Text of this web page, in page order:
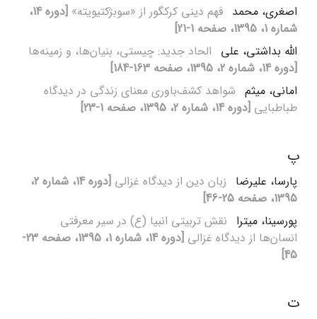
اصغری، محمد فهم دینی کرکگور از «سوبژکتیویته»
[دوره 14،
شماره 1، 1395، صفحه 1-21]
الله بداشتی، علی الحاد جدید: چیستی، بنیان‌ها، و زمینه‌ها
[دوره 14، شماره 2، 1395، صفحه 163-184]
امانی، میثم شواهد کشف‌باوری معنای زندگی در دیدگاه
طباطبایی [دوره 14، شماره 2، 1395، صفحه 1-23]
پ
پارسا، علیرضا زبان دین از دیدگاه غزالی
[دوره 14، شماره 2،
1395، صفحه 25-46]
پورسینا، میترا نقش تربیتی انبیا (ع) در سیر معرفتی
انسان‌ها از دیدگاه غزالی
[دوره 14، شماره 1، 1395، صفحه 23-
45]
ت